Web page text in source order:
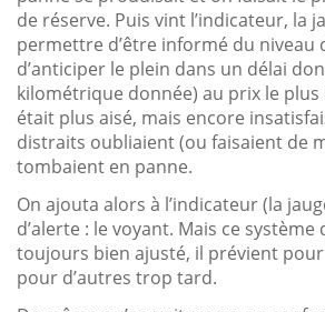
de réserve. Puis vint l’indicateur, la
permettre d’être informé du niveau
d’anticiper le plein dans un délai
kilométrique donnée) au prix le
était plus aisé, mais encore
distraits oubliaient (ou faisaient de
tombaient en panne.
On ajouta alors à l’indicateur (la
d’alerte : le voyant. Mais ce système
toujours bien ajusté, il prévient
pour d’autres trop tard.